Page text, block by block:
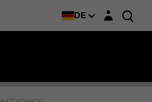
DE Login-Maske